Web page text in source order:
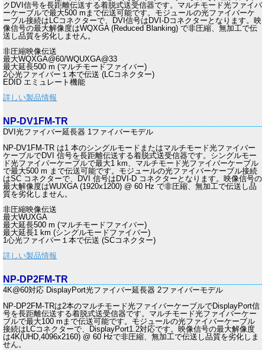
クDVI信号を長距離伝送する着脱式送受信器です。マルチモード光ファイバ
ーケーブルで最大500 mまで伝送可能です。モジュールの光ファイバーケ
ーブル接続はLCコネクターで、DVI信号はDVI-Dコネクターとなります。映
像信号の最大解像度はWQXGA (Reduced Blanking) で非圧縮、無加工で伝
送し品質を劣化しません。
非圧縮映像伝送
最大WQXGA@60/WQUXGA@33
最大延長500 m (マルチモードファイバー)
2心光ファイバー１本で伝送 (LCコネクター)
EDID エミュレート機能
詳しい製品情報
NP-DV1FM-TR
DVI光ファイバー延長器 1ファイバーモデル
NP-DV1FM-TR は1 本のシングルモードまたはマルチモード光ファイバー
ケーブルでDVI 信号を長距離伝送する着脱式送受信器です。シングルモー
ド光ファイバーケーブルで最大1 km、マルチモード光ファイバーケーブル
で最大500 m まで伝送可能です。モジュールの光ファイバーケーブル接続
はSC コネクターで、DVI 信号はDVI-D コネクターとなります。映像信号の
最大解像度はWUXGA (1920x1200) @ 60 Hz で非圧縮、無加工で伝送し品
質を劣化しません。
非圧縮映像伝送
最大WUXGA
最大延長500 m (マルチモードファイバー)
最大延長1 km (シングルモードファイバー)
1心光ファイバー１本で伝送 (SCコネクター)
詳しい製品情報
NP-DP2FM-TR
4K@60対応 DisplayPort光ファイバー延長器 2ファイバーモデル
NP-DP2FM-TRは2本のマルチモード光ファイバーケーブルでDisplayPort信
号を長距離伝送する着脱式送受信器です。マルチモード光ファイバーケー
ブルで最大100 mまで伝送可能です。モジュールの光ファイバーケーブル
接続はLCコネクターで、DisplayPort1.2対応です。映像信号の最大解像度
は4K(UHD,4096x2160) @ 60 Hzで非圧縮、無加工で伝送し品質を劣化しま
せん。